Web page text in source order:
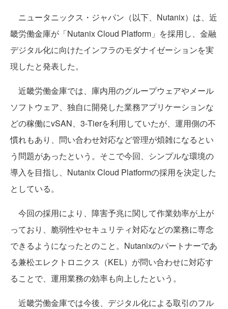
ニュータニックス・ジャパン（以下、Nutanix）は、近
畿労働金庫が「Nutanix Cloud Platform」を採用し、金融
デジタル化に向けたインフラのモダナイゼーションを実
現したと発表した。
近畿労働金庫では、庫内用のグループウェアやメール
ソフトウェア、独自に開発した業務アプリケーションな
どの稼働にvSAN、3-Tierを利用していたが、運用側の不
慣れもあり、問い合わせ対応など管理が煩雑になるとい
う問題があったという。そこで今回、シンプルな環境の
導入を目指し、Nutanix Cloud Platformの採用を決定した
としている。
今回の採用により、障害予兆に関して作業効率が上が
っており、脆弱性やセキュリティ対応などの業務に専念
できるようになったとのこと。Nutanixのパートナーであ
る兼松エレクトロニクス（KEL）が問い合わせに対応す
ることで、運用業務の効率も向上したという。
近畿労働金庫では今後、デジタル化による取引のフル